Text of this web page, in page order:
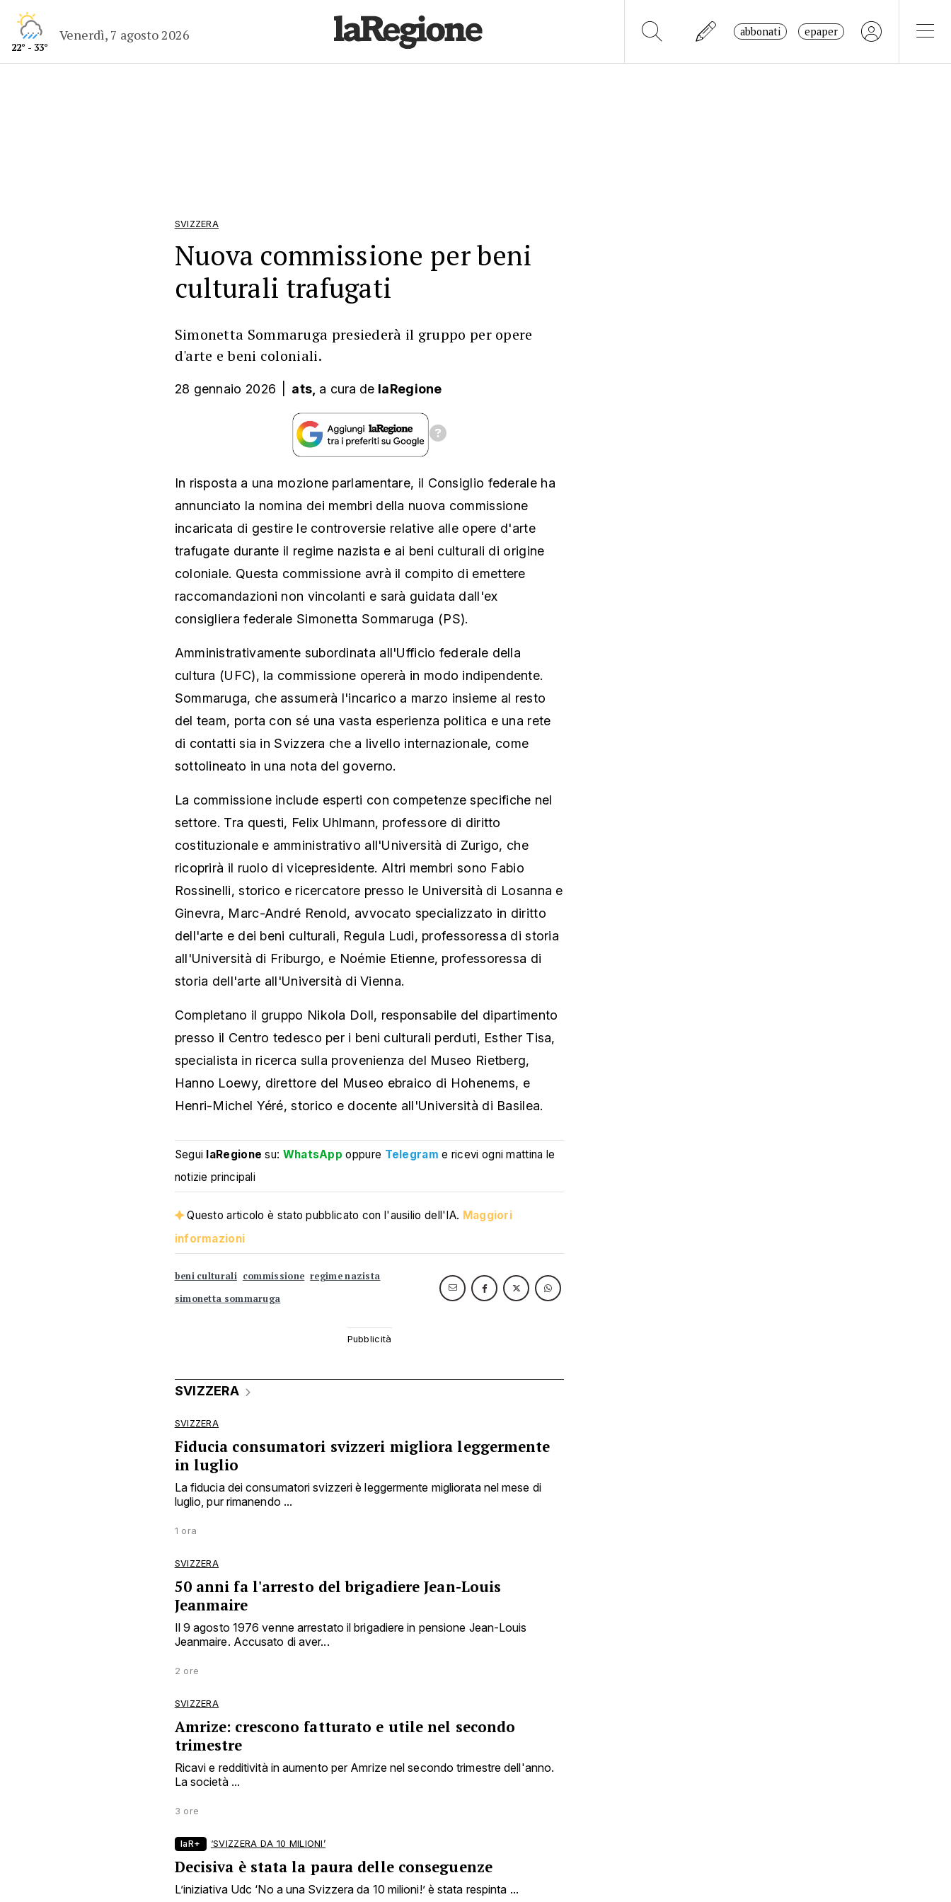
22° - 33°
Venerdì, 7 agosto 2026 abbonati epaper
SVIZZERA
Nuova commissione per beni
culturali trafugati
Simonetta Sommaruga presiederà il gruppo per opere
d'arte e beni coloniali.
28 gennaio 2026 ats, a cura de laRegione
In risposta a una mozione parlamentare, il Consiglio federale ha
annunciato la nomina dei membri della nuova commissione
incaricata di gestire le controversie relative alle opere d'arte
trafugate durante il regime nazista e ai beni culturali di origine
coloniale. Questa commissione avrà il compito di emettere
raccomandazioni non vincolanti e sarà guidata dall'ex
consigliera federale Simonetta Sommaruga (PS).
Amministrativamente subordinata all'Ufficio federale della
cultura (UFC), la commissione opererà in modo indipendente.
Sommaruga, che assumerà l'incarico a marzo insieme al resto
del team, porta con sé una vasta esperienza politica e una rete
di contatti sia in Svizzera che a livello internazionale, come
sottolineato in una nota del governo.
La commissione include esperti con competenze specifiche nel
settore. Tra questi, Felix Uhlmann, professore di diritto
costituzionale e amministrativo all'Università di Zurigo, che
ricoprirà il ruolo di vicepresidente. Altri membri sono Fabio
Rossinelli, storico e ricercatore presso le Università di Losanna e
Ginevra, Marc-André Renold, avvocato specializzato in diritto
dell'arte e dei beni culturali, Regula Ludi, professoressa di storia
all'Università di Friburgo, e Noémie Etienne, professoressa di
storia dell'arte all'Università di Vienna.
Completano il gruppo Nikola Doll, responsabile del dipartimento
presso il Centro tedesco per i beni culturali perduti, Esther Tisa,
specialista in ricerca sulla provenienza del Museo Rietberg,
Hanno Loewy, direttore del Museo ebraico di Hohenems, e
Henri-Michel Yéré, storico e docente all'Università di Basilea.
Segui laRegione su: WhatsApp oppure Telegram e ricevi ogni mattina le
notizie principali
Questo articolo è stato pubblicato con l'ausilio dell'IA. Maggiori
informazioni
beni culturali commissione regime nazista
simonetta sommaruga
SVIZZERA
SVIZZERA
Fiducia consumatori svizzeri migliora leggermente
in luglio
La fiducia dei consumatori svizzeri è leggermente migliorata nel mese di
luglio, pur rimanendo ...
1 ora
SVIZZERA
50 anni fa l'arresto del brigadiere Jean-Louis
Jeanmaire
Il 9 agosto 1976 venne arrestato il brigadiere in pensione Jean-Louis
Jeanmaire. Accusato di aver...
2 ore
SVIZZERA
Amrize: crescono fatturato e utile nel secondo
trimestre
Ricavi e redditività in aumento per Amrize nel secondo trimestre dell'anno.
La società ...
3 ore
laR+ ‘SVIZZERA DA 10 MILIONI’
Decisiva è stata la paura delle conseguenze
L’iniziativa Udc ‘No a una Svizzera da 10 milioni!’ è stata respinta ...